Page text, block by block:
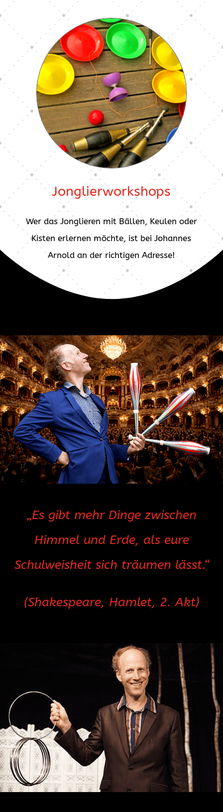
Jonglierworkshops
Wer das Jonglieren mit Bällen, Keulen oder
Kisten erlernen möchte, ist bei Johannes
Arnold an der richtigen Adresse!
„Es gibt mehr Dinge zwischen
Himmel und Erde, als eure
Schulweisheit sich träumen lässt.“
(Shakespeare, Hamlet, 2. Akt)